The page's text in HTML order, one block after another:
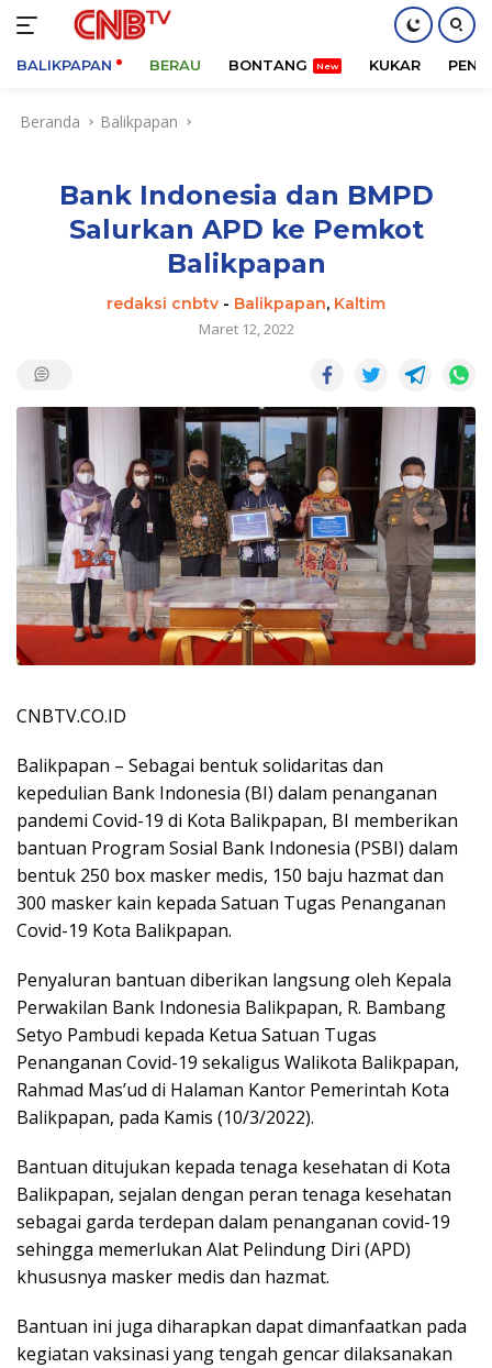
BALIKPAPAN BERAU BONTANG KUKAR
Beranda Balikpapan
Bank Indonesia dan BMPD
Salurkan APD ke Pemkot
Balikpapan
redaksi cnbtv - Balikpapan, Kaltim
Maret 12, 2022
CNBTV.CO.ID
Balikpapan – Sebagai bentuk solidaritas dan
kepedulian Bank Indonesia (BI) dalam penanganan
pandemi Covid-19 di Kota Balikpapan, BI memberikan
bantuan Program Sosial Bank Indonesia (PSBI) dalam
bentuk 250 box masker medis, 150 baju hazmat dan
300 masker kain kepada Satuan Tugas Penanganan
Covid-19 Kota Balikpapan.
Penyaluran bantuan diberikan langsung oleh Kepala
Perwakilan Bank Indonesia Balikpapan, R. Bambang
Setyo Pambudi kepada Ketua Satuan Tugas
Penanganan Covid-19 sekaligus Walikota Balikpapan,
Rahmad Mas’ud di Halaman Kantor Pemerintah Kota
Balikpapan, pada Kamis (10/3/2022).
Bantuan ditujukan kepada tenaga kesehatan di Kota
Balikpapan, sejalan dengan peran tenaga kesehatan
sebagai garda terdepan dalam penanganan covid-19
sehingga memerlukan Alat Pelindung Diri (APD)
khususnya masker medis dan hazmat.
Bantuan ini juga diharapkan dapat dimanfaatkan pada
kegiatan vaksinasi yang tengah gencar dilaksanakan